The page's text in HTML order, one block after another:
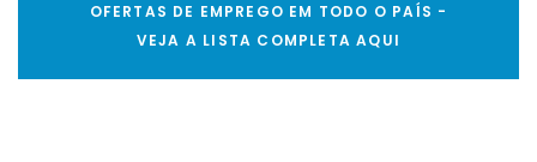
OFERTAS DE EMPREGO EM TODO O PAÍS -
VEJA A LISTA COMPLETA AQUI